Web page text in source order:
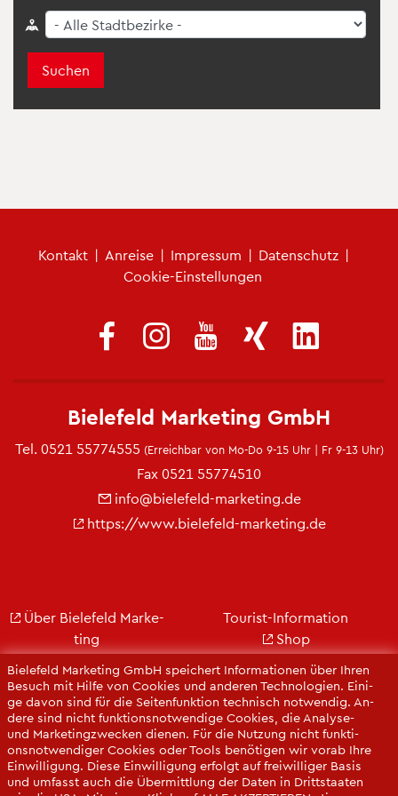
Suchen
Kon­takt | An­rei­se | Im­pres­sum | Da­ten­schutz |
Coo­kie-Ein­stel­lun­gen
Bie­le­feld Mar­ke­ting GmbH spei­chert In­for­ma­tio­nen über Ihren
Be­such mit Hilfe von Coo­kies und an­de­ren Tech­no­lo­gi­en. Ei­ni­
ge davon sind für die Sei­ten­funk­ti­on tech­nisch not­wen­dig. An­
de­re sind nicht funk­ti­ons­not­wen­di­ge Coo­kies, die Ana­ly­se-
und Mar­ke­ting­zwe­cken die­nen. Für die Nut­zung nicht funk­ti­
ons­not­wen­di­ger Coo­kies oder Tools be­nö­ti­gen wir vorab Ihre
Ein­wil­li­gung. Diese Ein­wil­li­gung er­folgt auf frei­wil­li­ger Basis
und um­fasst auch die Über­mitt­lung der Daten in Dritt­staa­ten
Bie­le­feld Mar­ke­ting GmbH
Tel. 0521 55774555 (Er­reich­bar von Mo-Do 9-15 Uhr | Fr 9-13 Uhr)
Fax 0521 55774510
info@​bielefeld-​marketing.​de
https://​www.​bielefeld-​marketing.​de
Über Bie­le­feld Mar­ke­
ting
Kon­takt
Ge­schäfts­be­richt
Pres­se
Tou­rist-In­for­ma­ti­on
Shop
Bie­le­feld-Gut­schein
Web­cams